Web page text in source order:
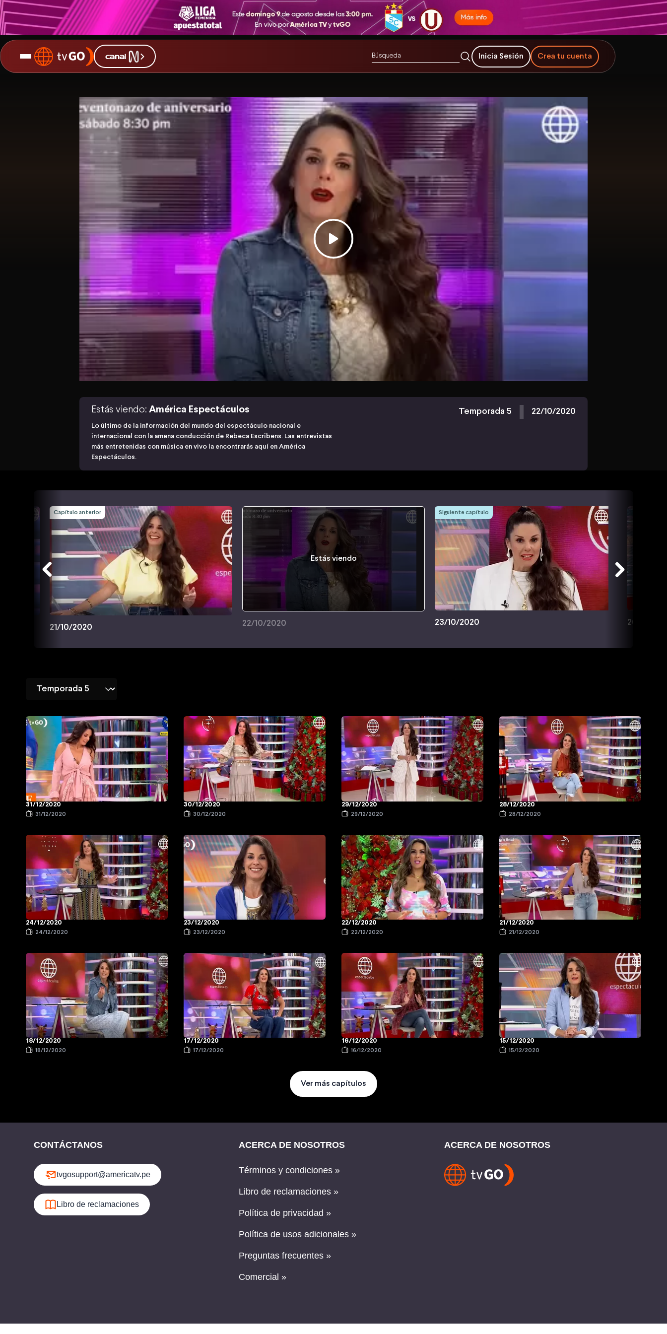
Inicia Sesión Crea tu cuenta
Estás viendo: América Espectáculos
Lo último de la información del mundo del espectáculo nacional e
internacional con la amena conducción de Rebeca Escribens. Las entrevistas
más entretenidas con música en vivo la encontrarás aquí en América
Espectáculos.
Temporada 5 22/10/2020
Capítulo anterior
21/10/2020
Estás viendo
22/10/2020
Siguiente capítulo
23/10/2020 26/10/
31/12/2020
31/12/2020
30/12/2020
30/12/2020
29/12/2020
29/12/2020
28/12/2020
28/12/2020
24/12/2020
24/12/2020
23/12/2020
23/12/2020
22/12/2020
22/12/2020
21/12/2020
21/12/2020
18/12/2020
18/12/2020
17/12/2020
17/12/2020
16/12/2020
16/12/2020
15/12/2020
15/12/2020
Ver más capítulos
CONTÁCTANOS
tvgosupport@americatv.pe
Libro de reclamaciones
ACERCA DE NOSOTROS
Términos y condiciones »
Libro de reclamaciones »
Política de privacidad »
Política de usos adicionales »
Preguntas frecuentes »
Comercial »
ACERCA DE NOSOTROS